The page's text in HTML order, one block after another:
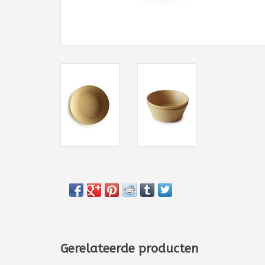
Gerelateerde producten